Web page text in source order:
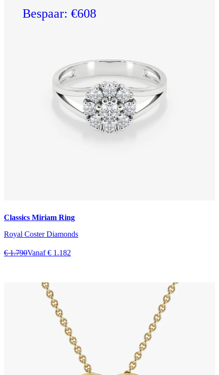
Bespaar: €608
Classics Miriam Ring
Royal Coster Diamonds
€ 1.790Vanaf € 1.182